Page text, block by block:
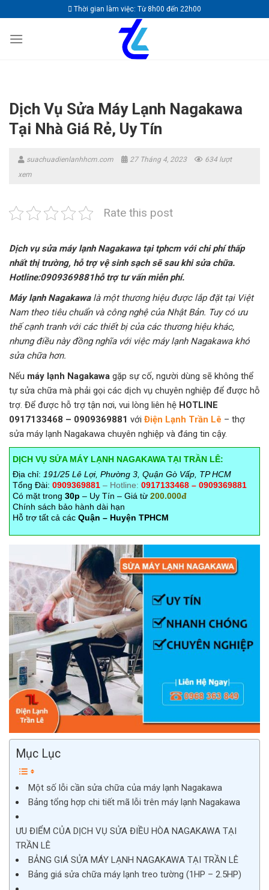
to
content
Thời gian làm việc: Từ 8h00 đến 22h00
Dịch Vụ Sửa Máy Lạnh Nagakawa
Tại Nhà Giá Rẻ, Uy Tín
suachuadienlanhhcm.com 27 Tháng 4, 2023
634 lượt
xem
Rate this post
Dịch vụ sửa máy lạnh Nagakawa tại tphcm với chi phí thấp
nhất thị trường, hỗ trợ vệ sinh sạch sẽ sau khi sửa chữa.
Hotline:0909369881hỗ trợ tư vấn miễn phí.
Máy lạnh Nagakawalà một thương hiệu được lắp đặt tại Việt
Nam theo tiêu chuẩn và công nghệ của Nhật Bản. Tuy có ưu
thế cạnh tranh với các thiết bị của các thương hiệu khác,
nhưng điều này đồng nghĩa với việc máy lạnh Nagakawa khó
sửa chữa hơn.
Nếu máy lạnh Nagakawa gặp sự cố, người dùng sẽ không thể
tự sửa chữa mà phải gọi các dịch vụ chuyên nghiệp để được hỗ
trợ. Để được hỗ trợ tận nơi, vui lòng liên hệ HOTLINE
0917133468 – 0909369881 với Điện Lạnh Trần Lê – thợ
sửa máy lạnh Nagakawa chuyên nghiệp và đáng tin cậy.
DỊCH VỤ SỬA MÁY LẠNH NAGAKAWA TẠI TRẦN LÊ:
Địa chỉ: 191/25 Lê Lợi, Phường 3, Quận Gò Vấp, TP HCM
Tổng Đài: 0909369881 – Hotline: 0917133468 – 0909369881
Có mặt trong 30p – Uy Tín – Giá từ 200.000đ
Chính sách bảo hành dài hạn
Hỗ trợ tất cả các Quận – Huyện TPHCM
Mục Lục
Một số lỗi cần sửa chữa của máy lạnh Nagakawa
Bảng tổng hợp chi tiết mã lỗi trên máy lạnh Nagakawa
ƯU ĐIỂM CỦA DỊCH VỤ SỬA ĐIỀU HÒA NAGAKAWA TẠI
TRẦN LÊ
BẢNG GIÁ SỬA MÁY LẠNH NAGAKAWA TẠI TRẦN LÊ
Bảng giá sửa chữa máy lạnh treo tường (1HP – 2.5HP)